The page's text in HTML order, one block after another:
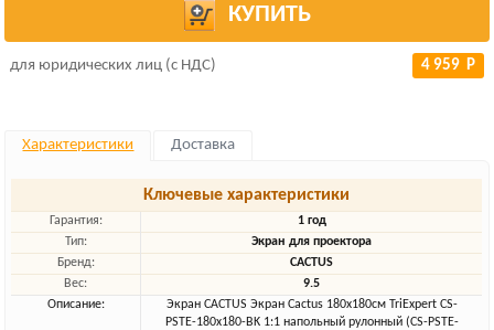
КУПИТЬ
для юридических лиц (с НДС) 4 959 Р
Характеристики Доставка
Ключевые характеристики
Гарантия:
1 год
Тип:
Экран для проектора
Бренд:
CACTUS
Вес:
9.5
Описание:
Экран CACTUS Экран Cactus 180x180см TriExpert CS-
PSTE-180x180-BK 1:1 напольный рулонный (CS-PSTE-